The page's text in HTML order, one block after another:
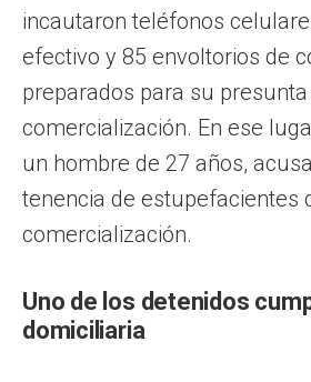
incautaron teléfonos
efectivo y 85 envoltorios de
preparados para su presunta
comercialización. En ese
un hombre de 27 años,
tenencia de estupefacientes
comercialización.
Uno de los detenidos
domiciliaria